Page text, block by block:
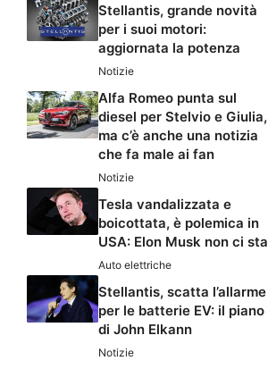
Stellantis, grande novità
per i suoi motori:
aggiornata la potenza
Notizie
Alfa Romeo punta sul
diesel per Stelvio e Giulia,
ma c’è anche una notizia
che fa male ai fan
Notizie
Tesla vandalizzata e
boicottata, è polemica in
USA: Elon Musk non ci sta
Auto elettriche
Stellantis, scatta l’allarme
per le batterie EV: il piano
di John Elkann
Notizie